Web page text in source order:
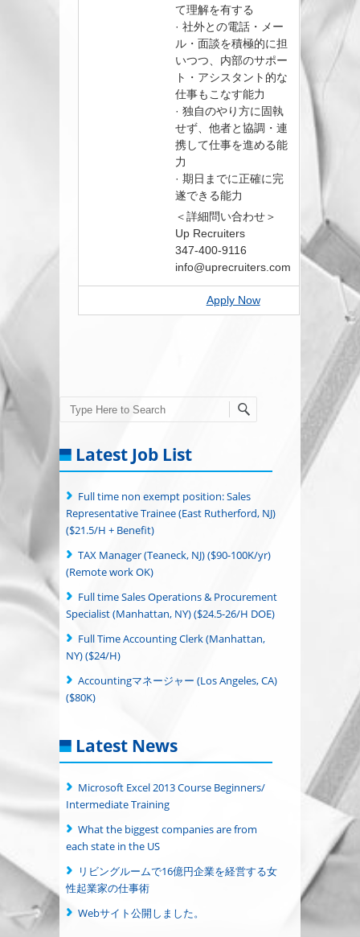
て理解を有する
· 社外との電話・メー
ル・面談を積極的に担
いつつ、内部のサポー
ト・アシスタント的な
仕事もこなす能力
· 独自のやり方に固執
せず、他者と協調・連
携して仕事を進める能
力
· 期日までに正確に完
遂できる能力
＜詳細問い合わせ＞
Up Recruiters
347-400-9116
info@uprecruiters.com
Apply Now
Search
Latest Job List
Full time non exempt position: Sales
Representative Trainee (East Rutherford, NJ)
($21.5/H + Benefit)
TAX Manager (Teaneck, NJ) ($90-100K/yr)
(Remote work OK)
Full time Sales Operations & Procurement
Specialist (Manhattan, NY) ($24.5-26/H DOE)
Full Time Accounting Clerk (Manhattan,
NY) ($24/H)
Accountingマネージャー (Los Angeles, CA)
($80K)
Latest News
Microsoft Excel 2013 Course Beginners/
Intermediate Training
What the biggest companies are from
each state in the US
リビングルームで16億円企業を経営する女
性起業家の仕事術
Webサイト公開しました。